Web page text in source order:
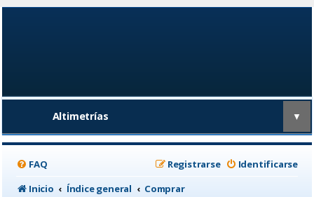
Altimetrías ▼
FAQ Identificarse
Registrarse
Inicio
Índice general Comprar